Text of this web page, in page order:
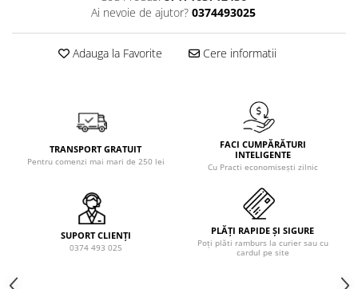
Tratament pentru par, conditioner
Vata demachianta
Ai nevoie de ajutor? 0374493025
Adauga la Favorite Cere informatii
TRANSPORT GRATUIT
Pentru comenzi mai mari de 250 lei
FACI CUMPĂRĂTURI
INTELIGENTE
Cu Practi economisești zilnic
SUPORT CLIENȚI
0374 493 025
PLĂȚI RAPIDE ȘI SIGURE
Poți plăti ramburs la curier sau cu
cardul pe site